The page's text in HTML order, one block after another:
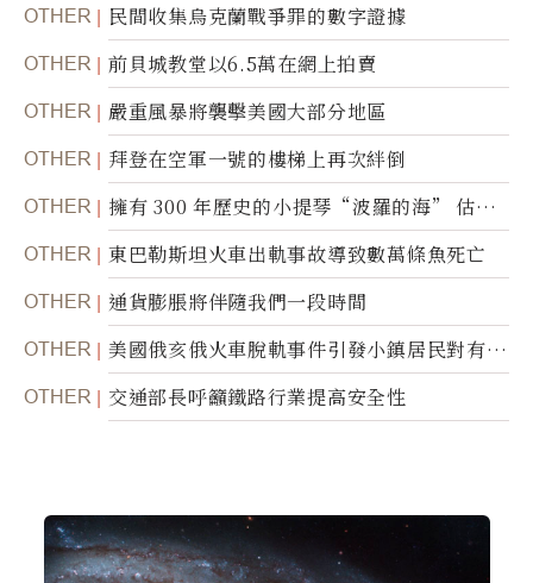
OTHER 民間收集烏克蘭戰爭罪的數字證據
OTHER 前貝城教堂以6.5萬在網上拍賣
OTHER 嚴重風暴將襲擊美國大部分地區
OTHER 拜登在空軍一號的樓梯上再次絆倒
OTHER
擁有 300 年歷史的小提琴“波羅的海” 估價
1000 萬美元拍賣
OTHER 東巴勒斯坦火車出軌事故導致數萬條魚死亡
OTHER 通貨膨脹將伴隨我們一段時間
OTHER
美國俄亥俄火車脫軌事件引發小鎮居民對有毒
物質的恐懼
OTHER 交通部長呼籲鐵路行業提高安全性